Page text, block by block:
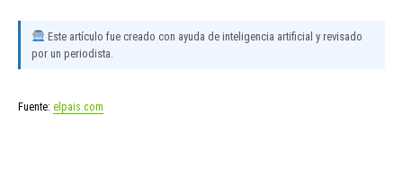
Este artículo fue creado con ayuda de inteligencia artificial y revisado
por un periodista.
Fuente: elpais.com